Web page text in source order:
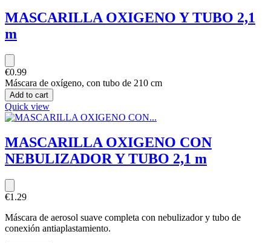
MASCARILLA OXIGENO Y TUBO 2,1
m
€0.99
Máscara de oxígeno, con tubo de 210 cm
Add to cart
Quick view
MASCARILLA OXIGENO CON
NEBULIZADOR Y TUBO 2,1 m
€1.29
Máscara de aerosol suave completa con nebulizador y tubo de
conexión antiaplastamiento.